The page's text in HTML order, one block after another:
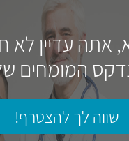
אתה עדיין לא
המומחים
שווה לך להצטרף!